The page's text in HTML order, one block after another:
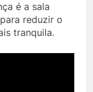
é a sala
reduzir o
tranquila.